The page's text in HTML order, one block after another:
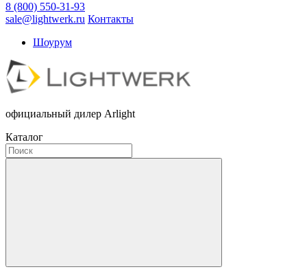
8 (800) 550-31-93
sale@lightwerk.ru Контакты
Шоурум
официальный дилер Arlight
Каталог